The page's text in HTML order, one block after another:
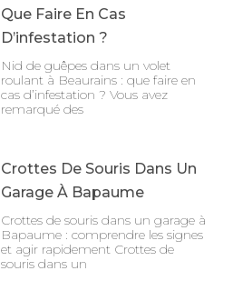
Que Faire En Cas
D’infestation ?
Nid de guêpes dans un volet
roulant à Beaurains : que faire en
cas d’infestation ? Vous avez
remarqué des
Crottes De Souris Dans Un
Garage À Bapaume
Crottes de souris dans un garage à
Bapaume : comprendre les signes
et agir rapidement Crottes de
souris dans un